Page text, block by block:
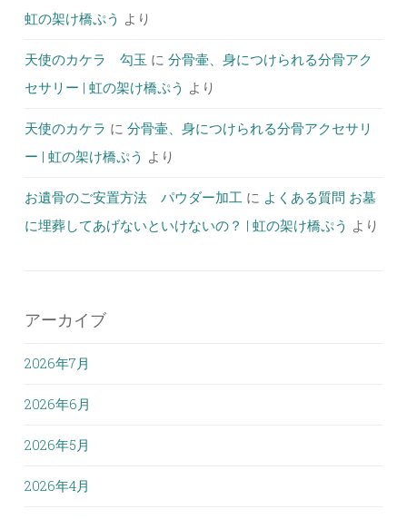
虹の架け橋ぷう より
天使のカケラ 勾玉 に 分骨壷、身につけられる分骨アク
セサリー | 虹の架け橋ぷう より
天使のカケラ に 分骨壷、身につけられる分骨アクセサリ
ー | 虹の架け橋ぷう より
お遺骨のご安置方法 パウダー加工 に よくある質問 お墓
に埋葬してあげないといけないの？ | 虹の架け橋ぷう より
アーカイブ
2026年7月
2026年6月
2026年5月
2026年4月